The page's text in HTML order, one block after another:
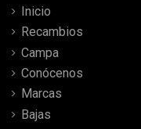
Inicio
Recambios
Campa
Conócenos
Marcas
Bajas